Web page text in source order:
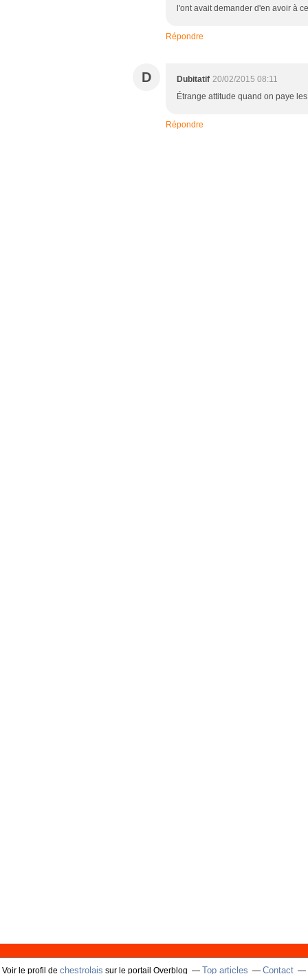
l'ont avait demander d'en avoir à
Répondre
D Dubitatif 20/02/2015 08:11
Étrange attitude quand on paye
Répondre
Voir le profil de chestrolais sur le portail Overblog Top articles Contact